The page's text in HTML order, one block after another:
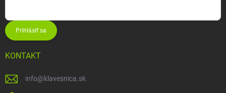
Prihlásiť sa
KONTAKT
info@klavesnica.sk